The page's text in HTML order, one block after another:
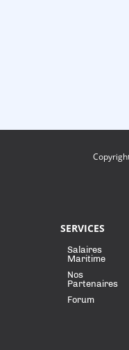
SERVICES
Salaires
Maritime
Nos
Partenaires
Forum